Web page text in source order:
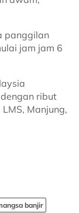
panggilan
jam jam 6
ribut
Manjung,
banjir